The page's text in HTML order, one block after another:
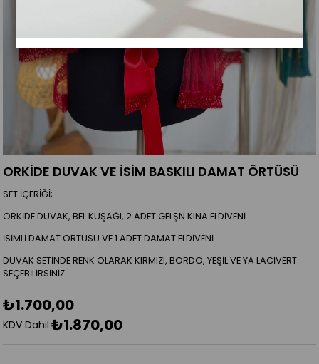
ORKİDE DUVAK VE İSİM BASKILI DAMAT ÖRTÜSÜ
SET İÇERİĞİ;
ORKİDE DUVAK, BEL KUŞAĞI, 2 ADET GELŞN KINA ELDİVENİ
İSİMLİ DAMAT ÖRTÜSÜ VE 1 ADET DAMAT ELDİVENİ
DUVAK SETİNDE RENK OLARAK KIRMIZI, BORDO, YEŞİL VE YA LACİVERT
SEÇEBİLİRSİNİZ
₺1.700,00
KDV Dahil ₺1.870,00